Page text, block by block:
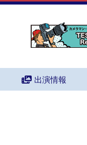
出演情報